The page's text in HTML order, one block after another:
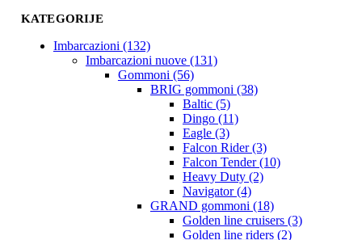
KATEGORIJE
Imbarcazioni (132)
Imbarcazioni nuove (131)
Gommoni (56)
BRIG gommoni (38)
Baltic (5)
Dingo (11)
Eagle (3)
Falcon Rider (3)
Falcon Tender (10)
Heavy Duty (2)
Navigator (4)
GRAND gommoni (18)
Golden line cruisers (3)
Golden line riders (2)